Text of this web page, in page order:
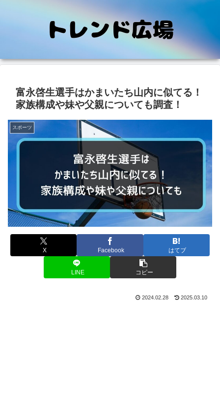
富永啓生選手はかまいたち山内に似てる！
家族構成や妹や父親についても調査！
スポーツ
X Facebook はてブ
LINE コピー
2024.02.28 2025.03.10